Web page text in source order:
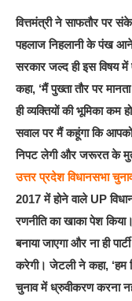
वित्तमंत्री ने साफतौर पर
पहलाज निहलानी के पंख
सरकार जल्द ही इस विषय
कहा, ‘मैं पुख्ता तौर पर
ही व्यक्तियों की भूमिका
सवाल पर मैं कहूंगा कि
निपट लेगी और जरूरत के
उत्तर प्रदेश विधानसभा
2017 में होने वाले UP
रणनीति का खाका पेश किया।
बनाया जाएगा और ना ही
करेगी। जेटली ने कहा, ‘हम
चुनाव में ध्रुवीकरण करना